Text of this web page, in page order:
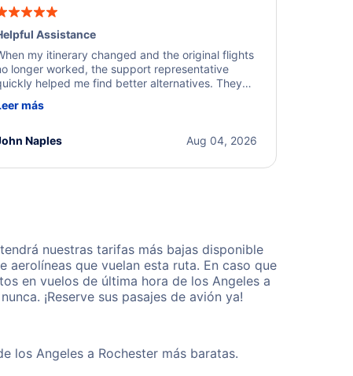
Assistance
my itinerary changed and the original flights
longer worked, the support representative
helped me find better alternatives. They
to resolve the issue. I'm grateful for the
más
Aug 04, 2026
Naples
nuestras tarifas más bajas disponible
aerolíneas que vuelan esta ruta. En caso que
en vuelos de última hora de los Angeles a
¡Reserve sus pasajes de avión ya!
los Angeles a Rochester más baratas.